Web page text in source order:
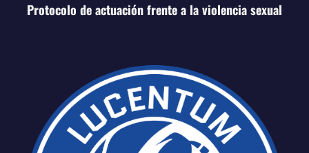
Protocolo de actuación frente a la violencia sexual